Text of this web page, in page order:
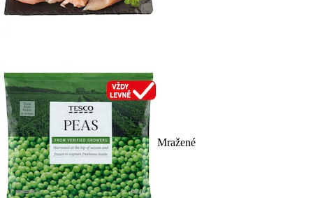
Mražené